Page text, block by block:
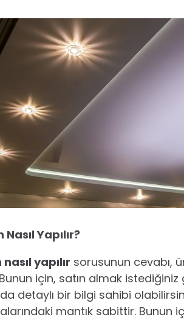
Yapılır?
yapılır sorusunun cevabı,
için, satın almak
detaylı bir bilgi sahibi
mantık sabittir.